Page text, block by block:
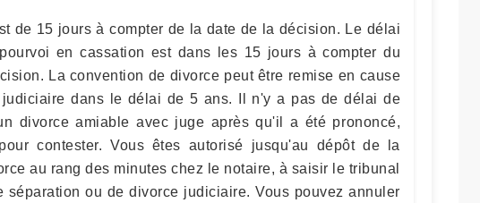
de 15 jours à compter de la date de la décision. Le délai
en cassation est dans les 15 jours à compter du
La convention de divorce peut être remise en cause
dans le délai de 5 ans. Il n'y a pas de délai de
divorce amiable avec juge après qu'il a été prononcé,
contester. Vous êtes autorisé jusqu'au dépôt de la
au rang des minutes chez le notaire, à saisir le tribunal
séparation ou de divorce judiciaire. Vous pouvez annuler